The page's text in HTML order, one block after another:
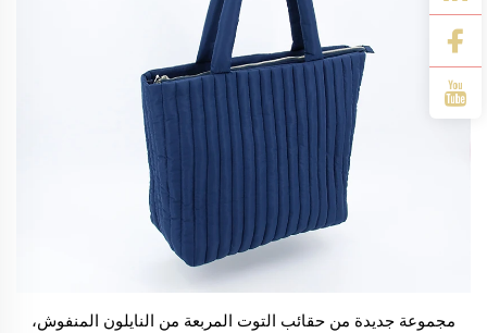
مجموعة جديدة من حقائب التوت المربعة من النايلون المنفوش،